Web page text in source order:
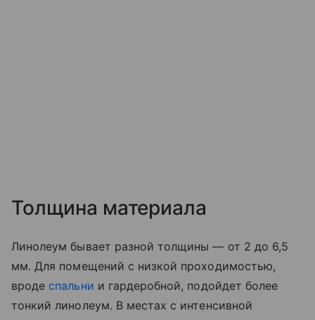
Толщина материала
Линолеум бывает разной толщины — от 2 до 6,5
мм. Для помещений с низкой проходимостью,
вроде спальни и гардеробной, подойдет более
тонкий линолеум. В местах с интенсивной